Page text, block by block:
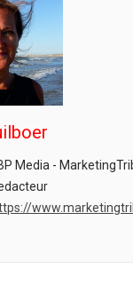
Media -